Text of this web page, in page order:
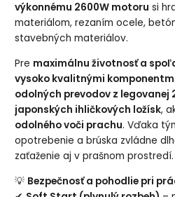
výkonnému 2600W motoru si
materiálom, rezaním ocele,
stavebných materiálov.
Pre maximálnu životnosť a
vysoko kvalitnými
odolných prevodov z legovanej
japonských ihličkových ložísk,
odolného voči prachu. Vďaka
opotrebenie a brúska zvládne
zaťaženie aj v prašnom prostredí.
💡 Bezpečnosť a pohodlie pri